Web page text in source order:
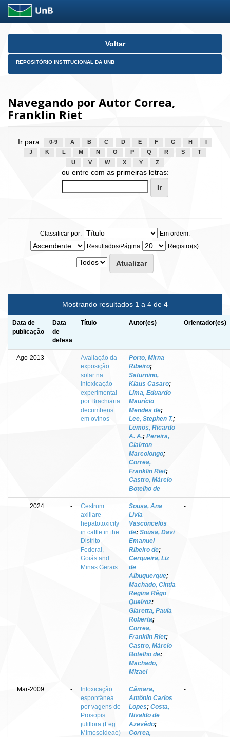
Skip
Voltar
REPOSITÓRIO INSTITUCIONAL DA UNB
Navegando por Autor Correa,
Franklin Riet
Ir para: 0-9 A B C D E F G H
J
K L M N O P Q R S
T
U
V W X Y Z
ou entre com as primeiras letras:
Classificar por:
Em ordem:
Resultados/Página
Registro(s):
Mostrando resultados 1 a 4 de 4
Data de
publicação
Data
de
defesa
Título Autor(es) Orientador(es)
Ago-2013 -
Avaliação da
exposição
solar na
intoxicação
experimental
por Brachiaria
decumbens
em ovinos
Porto, Mirna
Ribeiro;
Saturnino,
Klaus Casaro;
Lima, Eduardo
Maurício
Mendes de;
Lee, Stephen T.;
Lemos, Ricardo
A. A.; Pereira,
Clairton
Marcolongo;
Correa,
Franklin Riet;
Castro, Márcio
Botelho de
-
2024 -
Cestrum
axillare
hepatotoxicity
in cattle in the
Distrito
Federal,
Goiás and
Minas Gerais
Sousa, Ana
Lívia
Vasconcelos
de; Sousa, Davi
Emanuel
Ribeiro de;
Cerqueira, Liz
de
Albuquerque;
Machado, Cintia
Regina Rêgo
Queiroz;
Giaretta, Paula
Roberta;
Correa,
Franklin Riet;
Castro, Márcio
Botelho de;
Machado,
Mizael
-
Mar-2009 -
Intoxicação
espontânea
por vagens de
Prosopis
juliflora (Leg.
Mimosoideae)
Câmara,
Antônio Carlos
Lopes; Costa,
Nivaldo de
Azevêdo;
Correa,
-